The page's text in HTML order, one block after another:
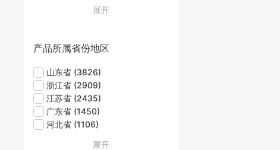
展开
产品所属省份地区
山东省 (3826)
浙江省 (2909)
江苏省 (2435)
广东省 (1450)
河北省 (1106)
展开
"工业制造"